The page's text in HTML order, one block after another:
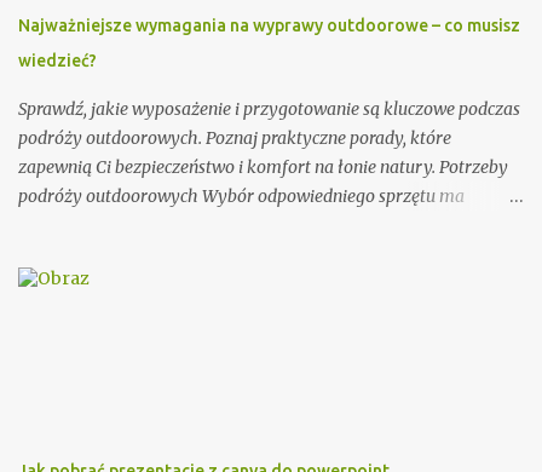
zapraszany. Dobrze jest podać także godzinę rozpoczęcia i
zakończenia ceremonii, aby ksiądz wiedział, jak długo trwać
będzie jego obecność. Dodatkowo, warto zawrzeć informację na
temat planowanego poczęstunku po uroczystości. Przykładowe
zaproszenie: Szanowny Księże, Zwracamy się ...
Najważniejsze wymagania na wyprawy outdoorowe – co musisz
wiedzieć?
Sprawdź, jakie wyposażenie i przygotowanie są kluczowe podczas
podróży outdoorowych. Poznaj praktyczne porady, które
zapewnią Ci bezpieczeństwo i komfort na łonie natury. Potrzeby
podróży outdoorowych Wybór odpowiedniego sprzętu ma
Niezawodny namiot, ciepły śpiwór i solidne buty trekkingowe to
osobę o swoim planie podróży i planowanym czasie powrotu.